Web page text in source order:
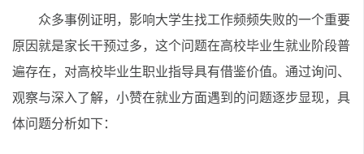
众多事例证明，影响大学生找工作频频失败的一个重要
原因就是家长干预过多，这个问题在高校毕业生就业阶段普
遍存在，对高校毕业生职业指导具有借鉴价值。通过询问、
观察与深入了解，小赞在就业方面遇到的问题逐步显现，具
体问题分析如下：